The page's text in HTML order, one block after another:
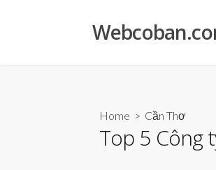
Home > Cần Thơ
Top 5 Công